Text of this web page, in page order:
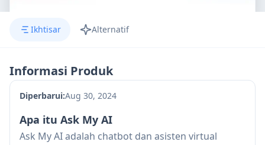
Ikhtisar Alternatif
Informasi Produk
Diperbarui:Aug 30, 2024
Apa itu Ask My AI
Ask My AI adalah chatbot dan asisten virtual